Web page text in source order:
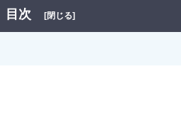
目次 [閉じる]